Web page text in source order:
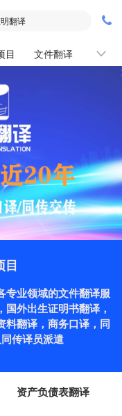
目 文件翻译 联系我
目
专业领域的文件翻译服
外出生证明书翻译，
料翻译，商务口译，同
传译员派遣
资产负债表翻译